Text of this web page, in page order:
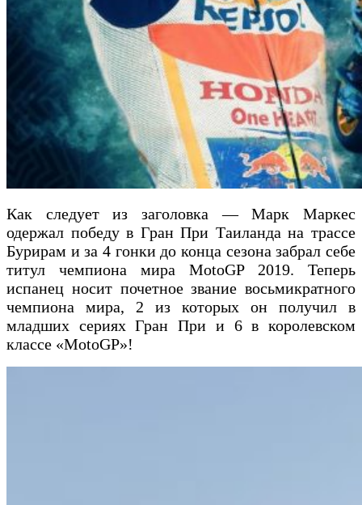
Как следует из заголовка — Марк Маркес
одержал победу в Гран При Таиланда на трассе
Бурирам и за 4 гонки до конца сезона забрал себе
титул чемпиона мира MotoGP 2019. Теперь
испанец носит почетное звание восьмикратного
чемпиона мира, 2 из которых он получил в
младших сериях Гран При и 6 в королевском
классе «MotoGP»!